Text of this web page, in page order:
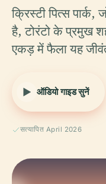
क्रिस्टी पित्स
है, टोरंटो के प्रमुख
एकड़ में फैला यह
ऑडियो गाइड सुनें
सत्यापित April 2026